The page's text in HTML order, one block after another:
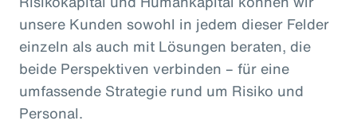
unsere Kunden sowohl in jedem dieser Felder
einzeln als auch mit Lösungen beraten, die
beide Perspektiven verbinden – für eine
umfassende Strategie rund um Risiko und
Personal.